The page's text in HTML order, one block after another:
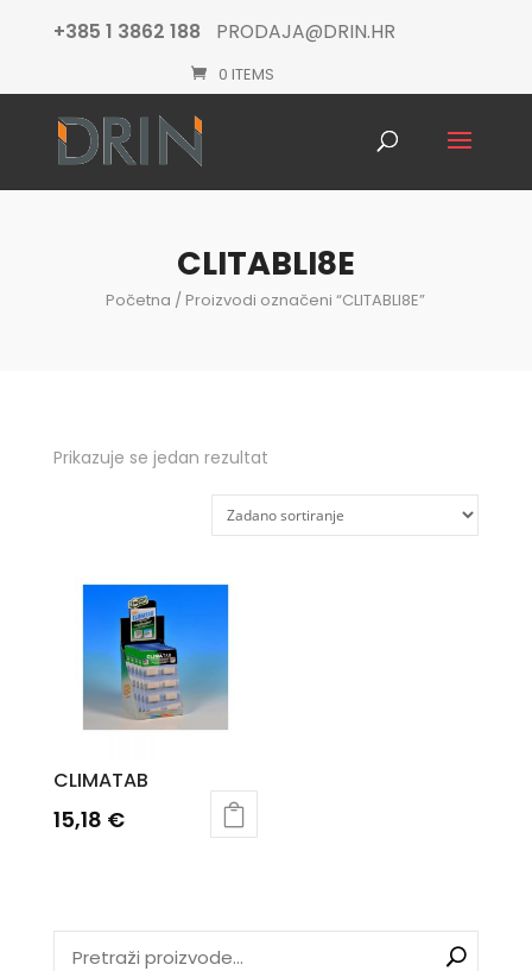
+385 1 3862 188 PRODAJA@DRIN.HR
0 ITEMS
CLITABLI8E
Početna / Proizvodi označeni “CLITABLI8E”
Prikazuje se jedan rezultat
CLIMATAB
15,18 €